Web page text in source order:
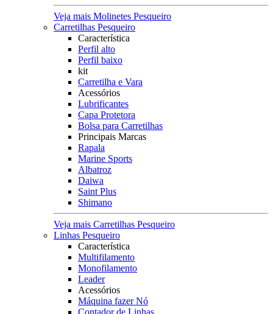
Veja mais Molinetes Pesqueiro
Carretilhas Pesqueiro
Característica
Perfil alto
Perfil baixo
kit
Carretilha e Vara
Acessórios
Lubrificantes
Capa Protetora
Bolsa para Carretilhas
Principais Marcas
Rapala
Marine Sports
Albatroz
Daiwa
Saint Plus
Shimano
Veja mais Carretilhas Pesqueiro
Linhas Pesqueiro
Característica
Multifilamento
Monofilamento
Leader
Acessórios
Máquina fazer Nó
Contador de Linhas